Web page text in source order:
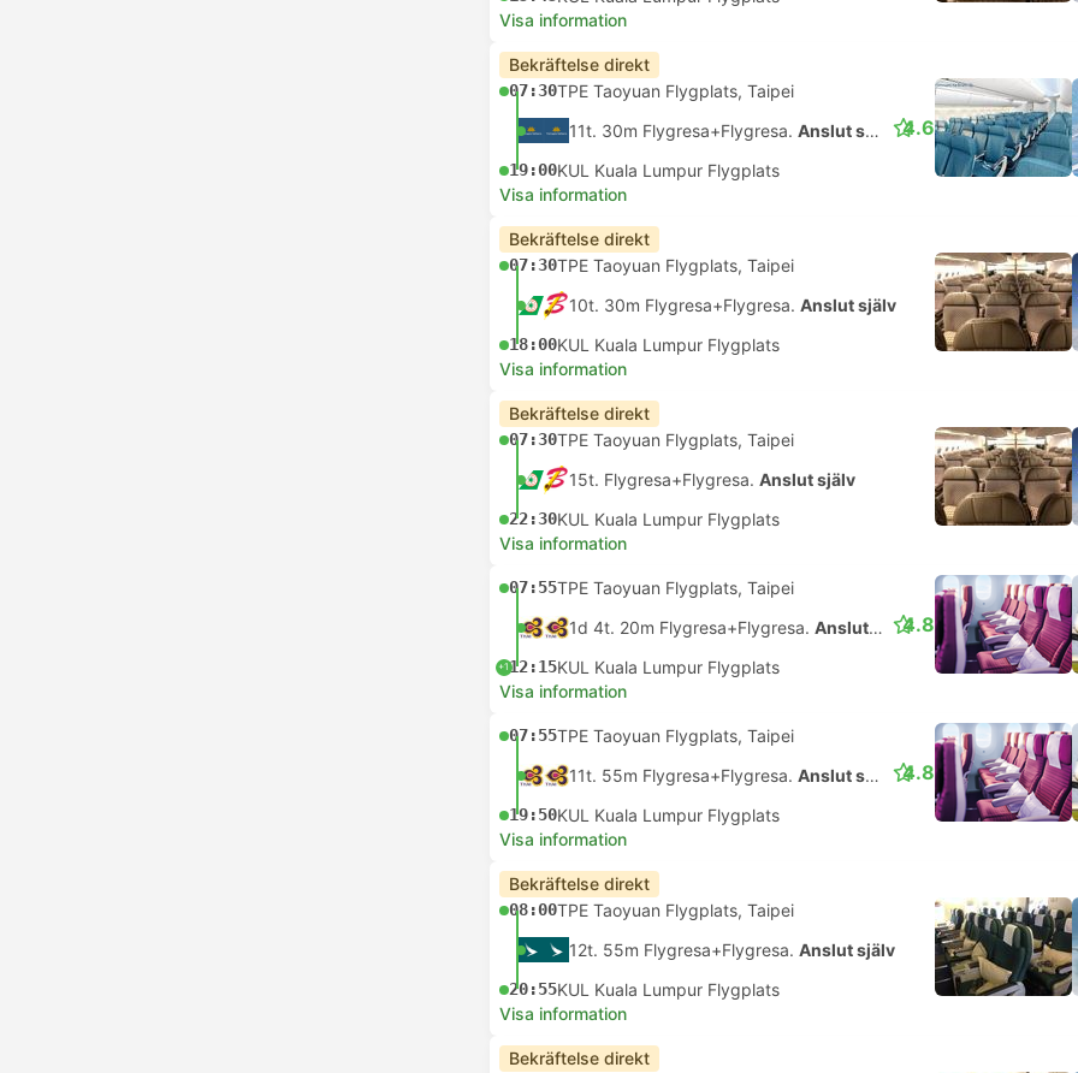
Visa information
Bekräftelse direkt
07:30TPE Taoyuan Flygplats, Taipei
11t. 30m Flygresa+Flygresa. Anslut själv
19:00KUL Kuala Lumpur Flygplats
4.6
Visa information
Bekräftelse direkt
07:30TPE Taoyuan Flygplats, Taipei
10t. 30m Flygresa+Flygresa. Anslut själv
18:00KUL Kuala Lumpur Flygplats
Visa information
Bekräftelse direkt
07:30TPE Taoyuan Flygplats, Taipei
15t. Flygresa+Flygresa. Anslut själv
22:30KUL Kuala Lumpur Flygplats
Visa information
07:55TPE Taoyuan Flygplats, Taipei
1d 4t. 20m Flygresa+Flygresa. Anslut själv
+112:15KUL Kuala Lumpur Flygplats
4.8
Visa information
07:55TPE Taoyuan Flygplats, Taipei
11t. 55m Flygresa+Flygresa. Anslut själv
19:50KUL Kuala Lumpur Flygplats
4.8
Visa information
Bekräftelse direkt
08:00TPE Taoyuan Flygplats, Taipei
12t. 55m Flygresa+Flygresa. Anslut själv
20:55KUL Kuala Lumpur Flygplats
Visa information
Bekräftelse direkt